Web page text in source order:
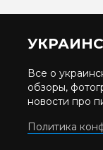
Все о
обзоры,
новости про
Политика